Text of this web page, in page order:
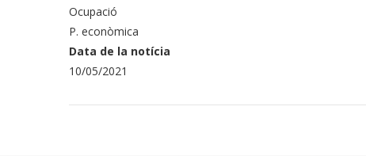
Ocupació
P. econòmica
Data de la notícia
10/05/2021